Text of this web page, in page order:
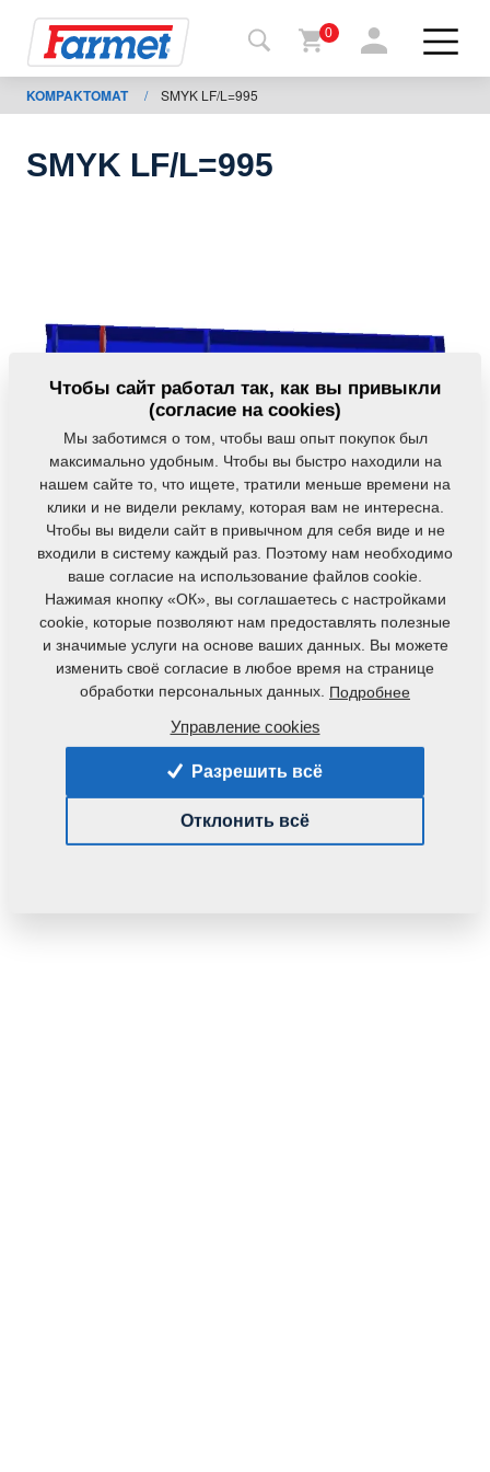
Назад
на
скачиванию
0
KOMPAKTOMAT / SMYK LF/L=995
SMYK LF/L=995
Код продукта: VZ00034293P1
Данная деталь также применяется и для
следующего оборудования:
0,6000 Кг
Чтобы сайт работал так, как вы привыкли
(согласие на cookies)
Мы заботимся о том, чтобы ваш опыт покупок был
максимально удобным. Чтобы вы быстро находили на
нашем сайте то, что ищете, тратили меньше времени на
клики и не видели рекламу, которая вам не интересна.
Чтобы вы видели сайт в привычном для себя виде и не
входили в систему каждый раз. Поэтому нам необходимо
ваше согласие на использование файлов cookie.
Нажимая кнопку «ОК», вы соглашаетесь с настройками
cookie, которые позволяют нам предоставлять полезные
и значимые услуги на основе ваших данных. Вы можете
изменить своё согласие в любое время на странице
обработки персональных данных. Подробнее
Управление cookies
Разрешить всё
Отклонить всё